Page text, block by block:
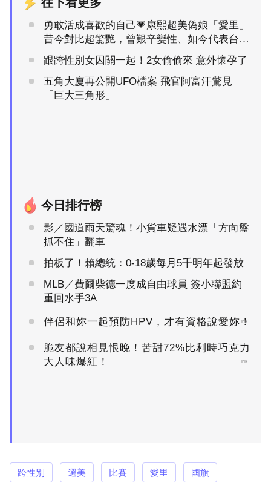
勇敢活成喜歡的自己💗康熙超美偽娘「愛里」
昔今對比超驚艷，曾艱辛變性、如今代表台灣
跨性別選美
跟跨性別女囚關一起！2女偷偷來 意外懷孕了
五角大廈再公開UFO檔案 飛官阿富汗驚見
「巨大三角形」
今日排行榜
影／國道雨天驚魂！小貨車疑遇水漂「方向盤
抓不住」翻車
拍板了！賴總統：0-18歲每月5千明年起發放
MLB／費爾柴德一度成自由球員 簽小聯盟約
重回水手3A
伴侶和妳一起預防HPV，才有資格說愛妳！
PR
脆友都說相見恨晚！苦甜72%比利時巧克力
大人味爆紅！
PR
跨性別 選美 比賽 愛里 國旗